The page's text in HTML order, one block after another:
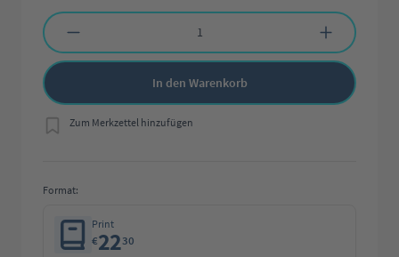
Produkt Anzahl: Gib den gewünschten Wert ein oder benutze die
In den Warenkorb
Zum Merkzettel hinzufügen
Format:
Print
€2230